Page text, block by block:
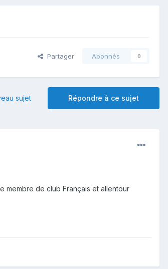
Partager Abonnés 0
Répondre à ce sujet
sujet
membre de club Français et allentour